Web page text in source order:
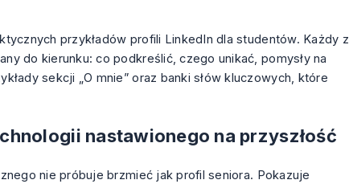
przykładów profili LinkedIn dla studentów. Każdy z
do kierunku: co podkreślić, czego unikać, pomysły na
sekcji „O mnie” oraz banki słów kluczowych, które
nastawionego na przyszłość
nie próbuje brzmieć jak profil seniora. Pokazuje